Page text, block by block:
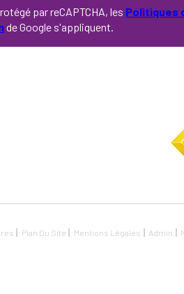
par reCAPTCHA, les Politiques
de Google s'appliquent.
Plan Du Site Mentions Légales Admin